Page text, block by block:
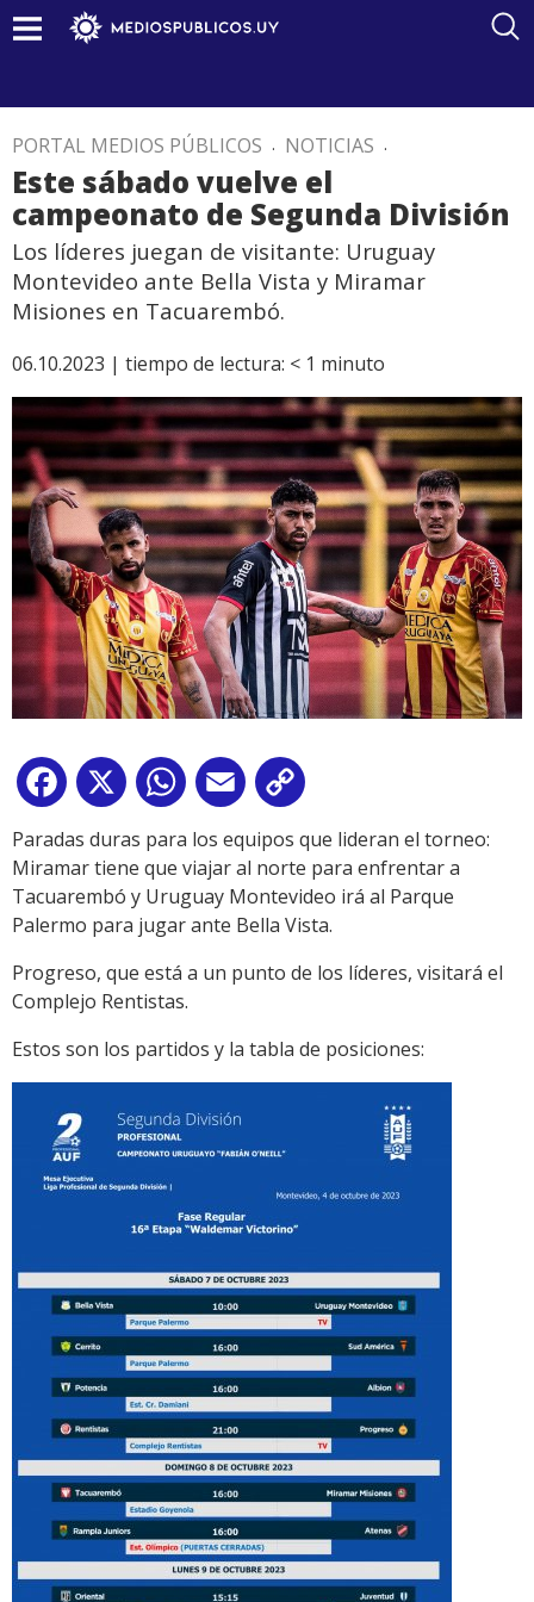
PORTAL MEDIOS PÚBLICOS . NOTICIAS .
Este sábado vuelve el
campeonato de Segunda División
Los líderes juegan de visitante: Uruguay
Montevideo ante Bella Vista y Miramar
Misiones en Tacuarembó.
06.10.2023 | tiempo de lectura: < 1 minuto
Facebook
X WhatsApp
Email
Link
Paradas duras para los equipos que lideran el torneo:
Miramar tiene que viajar al norte para enfrentar a
Tacuarembó y Uruguay Montevideo irá al Parque
Palermo para jugar ante Bella Vista.
Progreso, que está a un punto de los líderes, visitará el
Complejo Rentistas.
Estos son los partidos y la tabla de posiciones: